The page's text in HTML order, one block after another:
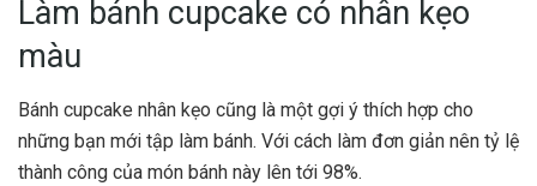
Làm bánh cupcake có nhân kẹo
màu
Bánh cupcake nhân kẹo cũng là một gợi ý thích hợp cho
những bạn mới tập làm bánh. Với cách làm đơn giản nên tỷ lệ
thành công của món bánh này lên tới 98%.